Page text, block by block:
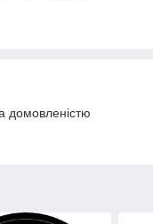
домовленістю